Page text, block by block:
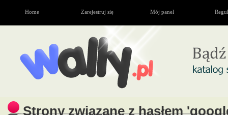
Home Zarejestruj się Mój panel
Strony związane z hasłem